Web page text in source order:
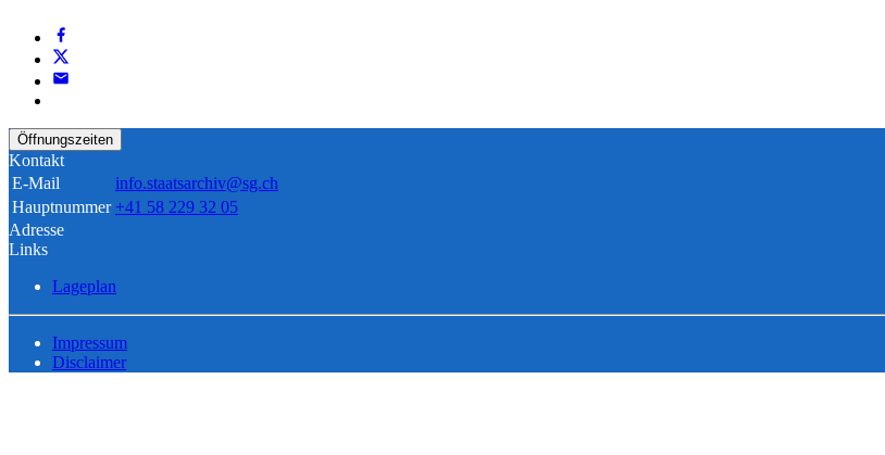
Öffnungszeiten
Kontakt
E-Mail
info.staatsarchiv@sg.ch
Hauptnummer +41 58 229 32 05
Adresse
Links
Lageplan
Impressum
Disclaimer